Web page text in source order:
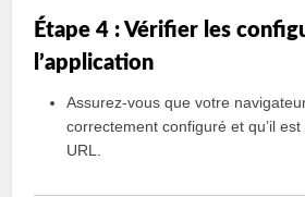
Étape 4 : Vérifier les
l’application
Assurez-vous que votre
correctement configuré et qu’il
URL.